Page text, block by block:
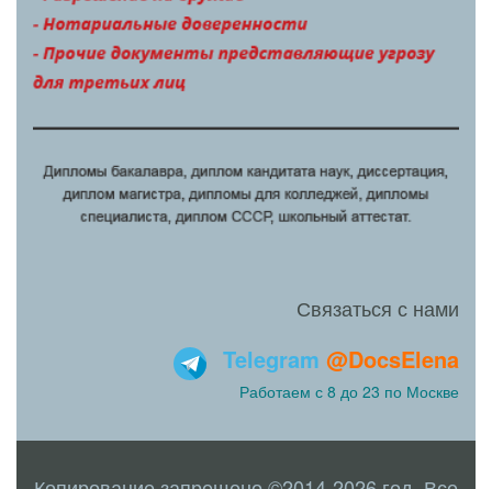
Связаться с нами
Telegram @DocsElena
Работаем с 8 до 23 по Москве